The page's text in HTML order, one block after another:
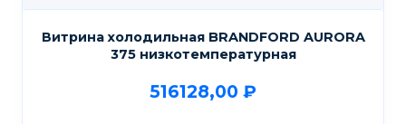
Витрина холодильная BRANDFORD AURORA
375 низкотемпературная
516128,00 ₽